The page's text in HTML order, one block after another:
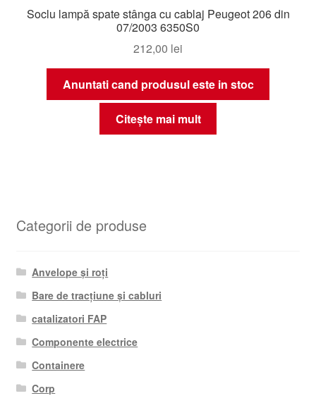
Soclu lampă spate stânga cu cablaj Peugeot 206 din
07/2003 6350S0
212,00 lei
Anuntati cand produsul este in stoc
Citește mai mult
Categorii de produse
Anvelope și roți
Bare de tracțiune și cabluri
catalizatori FAP
Componente electrice
Containere
Corp